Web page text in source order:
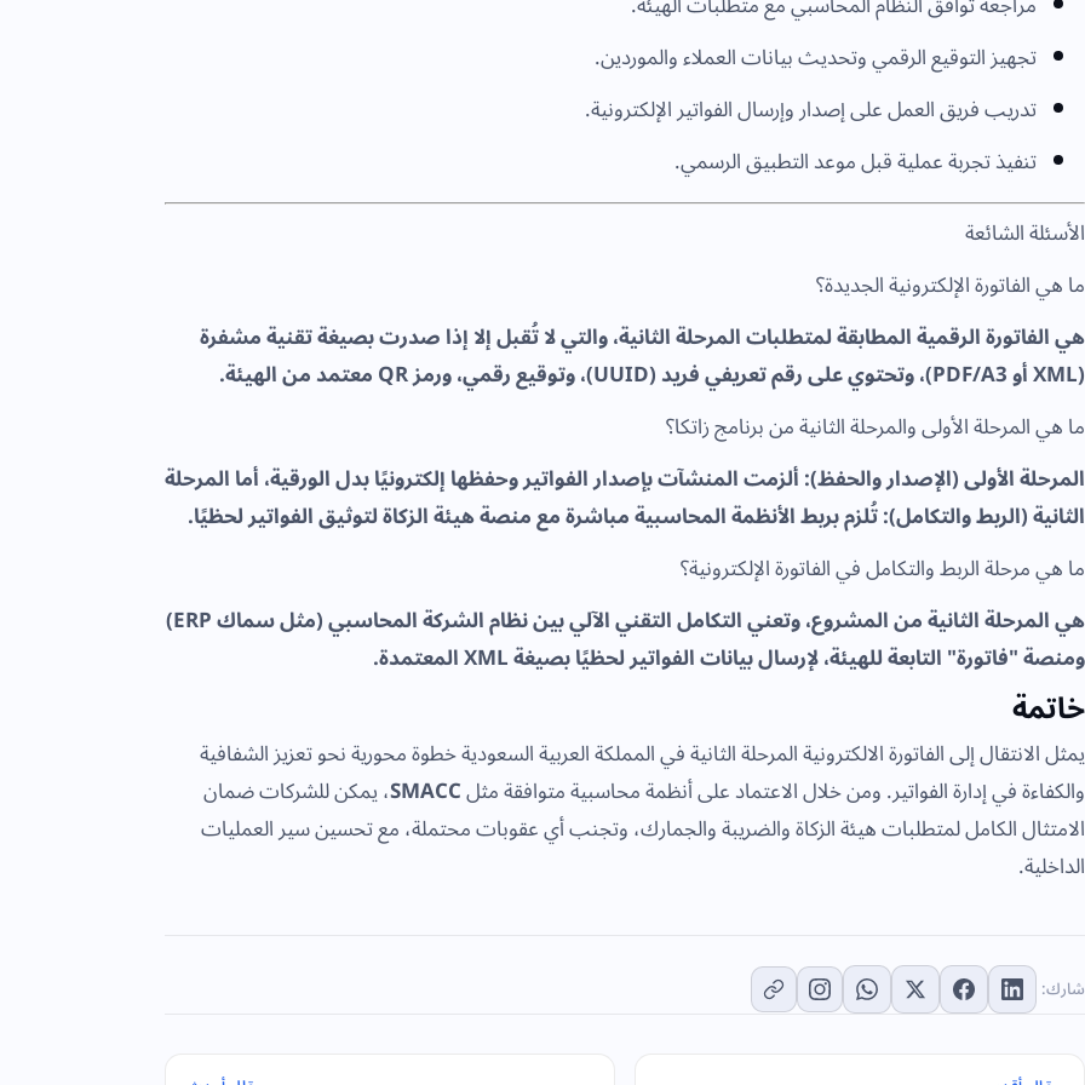
تجهيز التوقيع الرقمي وتحديث بيانات العملاء والموردين.
تدريب فريق العمل على إصدار وإرسال الفواتير الإلكترونية.
تنفيذ تجربة عملية قبل موعد التطبيق الرسمي.
الأسئلة الشائعة
ما هي الفاتورة الإلكترونية الجديدة؟
هي الفاتورة الرقمية المطابقة لمتطلبات المرحلة الثانية، والتي لا تُقبل إلا إذا صدرت بصيغة تقنية مشفرة
(XML أو PDF/A3)، وتحتوي على رقم تعريفي فريد (UUID)، وتوقيع رقمي، ورمز QR معتمد من الهيئة.
ما هي المرحلة الأولى والمرحلة الثانية من برنامج زاتكا؟
المرحلة الأولى (الإصدار والحفظ): ألزمت المنشآت بإصدار الفواتير وحفظها إلكترونيًا بدل الورقية، أما المرحلة
الثانية (الربط والتكامل): تُلزم بربط الأنظمة المحاسبية مباشرة مع منصة هيئة الزكاة لتوثيق الفواتير لحظيًا.
ما هي مرحلة الربط والتكامل في الفاتورة الإلكترونية؟
هي المرحلة الثانية من المشروع، وتعني التكامل التقني الآلي بين نظام الشركة المحاسبي (مثل سماك ERP)
ومنصة "فاتورة" التابعة للهيئة، لإرسال بيانات الفواتير لحظيًا بصيغة XML المعتمدة.
خاتمة
يمثل الانتقال إلى الفاتورة الالكترونية المرحلة الثانية في المملكة العربية السعودية خطوة محورية نحو تعزيز الشفافية
والكفاءة في إدارة الفواتير. ومن خلال الاعتماد على أنظمة محاسبية متوافقة مثلSMACC، يمكن للشركات ضمان
الامتثال الكامل لمتطلبات هيئة الزكاة والضريبة والجمارك، وتجنب أي عقوبات محتملة، مع تحسين سير العمليات
الداخلية.
شارك: